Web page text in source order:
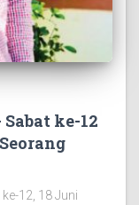
ke-12
12, 18 Juni